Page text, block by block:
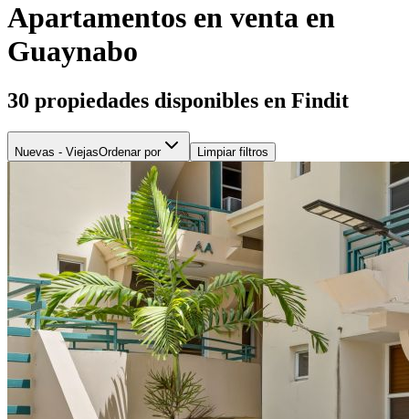
Apartamentos en venta en
Guaynabo
30 propiedades disponibles en Findit
Nuevas - ViejasOrdenar por Limpiar filtros